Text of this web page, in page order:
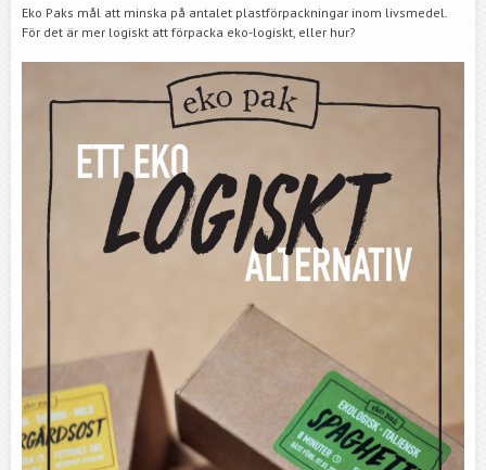
Eko Paks mål att minska på antalet plastförpackningar inom livsmedel.
För det är mer logiskt att förpacka eko-logiskt, eller hur?